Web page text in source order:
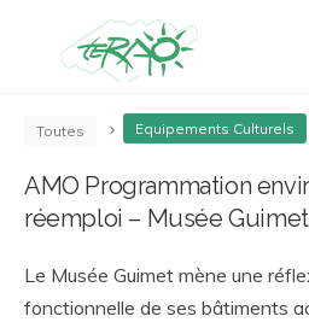
Toutes Equipements Culturels
AMO Programmation
réemploi – Musée Guimet
Le Musée Guimet mène une
fonctionnelle de ses bâtiments